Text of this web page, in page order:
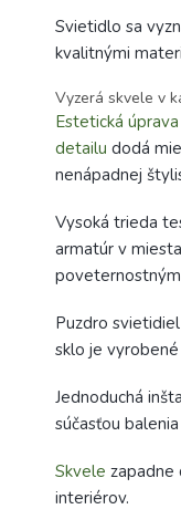
Svietidlo sa
kvalitnými
Vyzerá skvele v
Estetická
detailu dodá
nenápadnej
Vysoká trieda
armatúr v
Puzdro
sklo je
Jednoduchá
súčasťou balenia
Skvele zapadne
interiérov.